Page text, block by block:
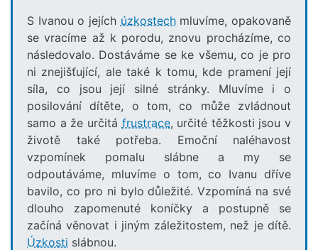
S Ivanou o jejích úzkostechmluvíme, opakovaně
se vracíme až k porodu, znovu procházíme, co
následovalo. Dostáváme se ke všemu, co je pro
ni znejišťující, ale také k tomu, kde pramení její
síla, co jsou její silné stránky. Mluvíme i o
posilování dítěte, o tom, co může zvládnout
samo a že určitá frustrace, určité těžkosti jsou v
životě také potřeba. Emoční naléhavost
vzpomínek pomalu slábne a my se
odpoutáváme, mluvíme o tom, co Ivanu dříve
bavilo, co pro ni bylo důležité. Vzpomíná na své
dlouho zapomenuté koníčky a postupně se
začíná věnovat i jiným záležitostem, než je dítě.
Úzkosti slábnou.